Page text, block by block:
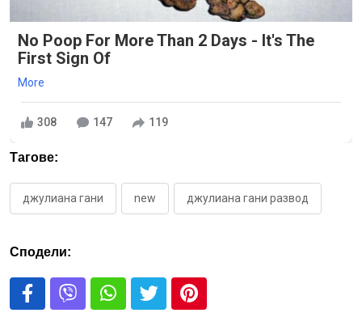
No Poop For More Than 2 Days - It's The
First Sign Of
More
308 147 119
Тагове:
джулиана гани new джулиана гани развод
Сподели: